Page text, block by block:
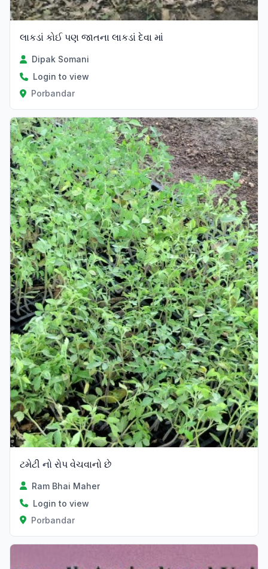
લાકડાં કોઈ પણ જાતના લાકડાં દેવા માં
Dipak Somani
Login to view
Porbandar
ટમેટી નો રોપ વેચવાનો છે
Ram Bhai Maher
Login to view
Porbandar